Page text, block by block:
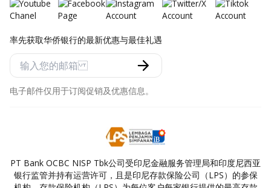
率先获取华侨银行的最新优惠与最佳礼遇
电子邮件仅用于订阅促销及优惠信息。
PT Bank OCBC NISP Tbk公司受印尼金融服务管理局和印度尼西亚
银行监管并持有运营许可，且是印尼存款保险公司（LPS）的参保